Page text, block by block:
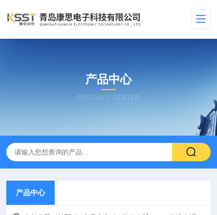
产品中心
PRODUCT CENTER
产品中心